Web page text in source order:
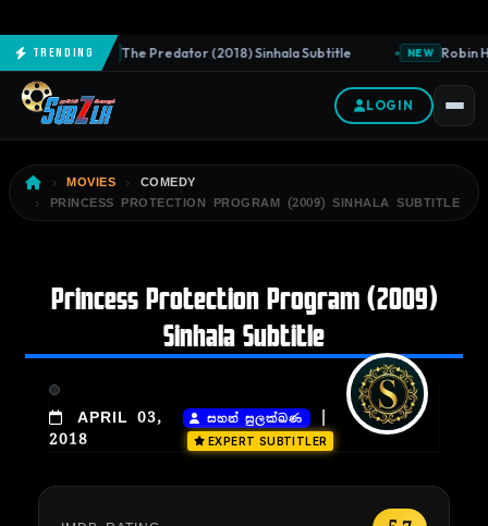
TrendingNEW The Predator (2018) Sinhala Subtitle NEW Robin
LOGIN
MOVIES
COMEDY
PRINCESS PROTECTION PROGRAM (2009) SINHALA SUBTITLE
Princess Protection Program (2009)
Sinhala Subtitle
APRIL 03,
2018
සහන් සුලක්ඛණ |
EXPERT SUBTITLER